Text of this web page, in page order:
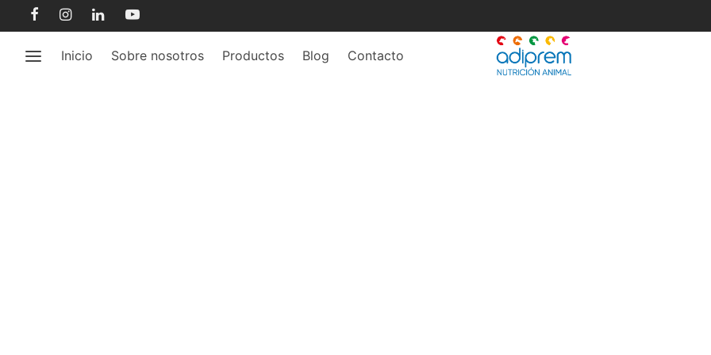
Inicio Sobre nosotros Productos Blog Contacto